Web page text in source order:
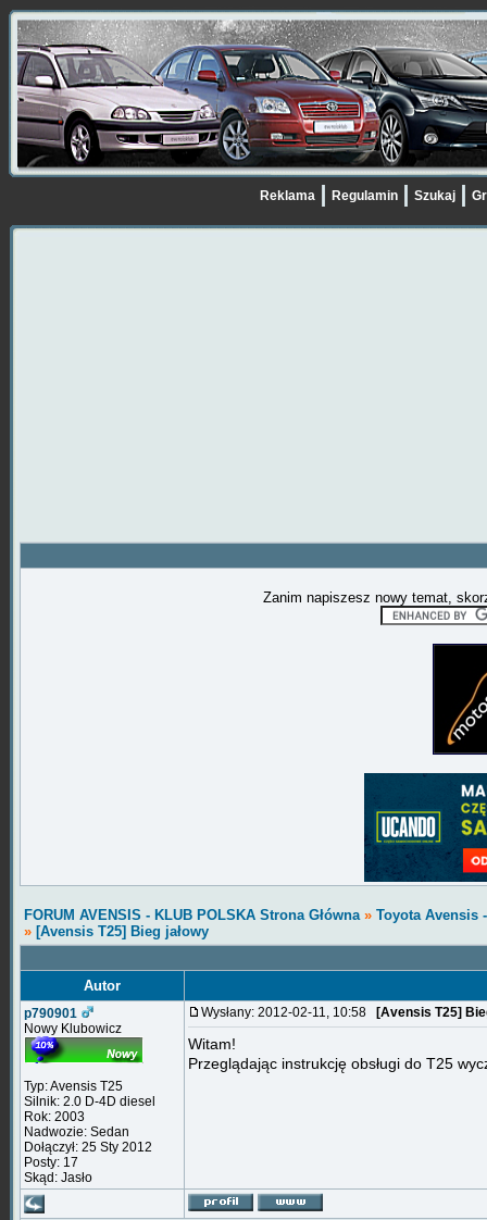
Reklama Regulamin Szukaj
Zanim napiszesz nowy temat,
FORUM AVENSIS - KLUB POLSKA Strona Główna» Toyota Avensis
» [Avensis T25] Bieg jałowy
Autor
p790901
Nowy Klubowicz
Typ: Avensis T25
Silnik: 2.0 D-4D diesel
Rok: 2003
Nadwozie: Sedan
Dołączył: 25 Sty 2012
Posty: 17
Skąd: Jasło
Wysłany: 2012-02-11, 10:58 [Avensis T25]
Witam!
Przeglądając instrukcję obsługi do T25